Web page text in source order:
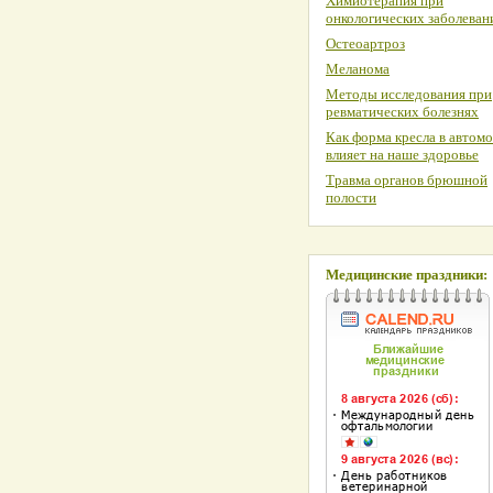
онкологических
Остеоартроз
Меланома
Методы исследования при
ревматических болезнях
Как форма кресла в
влияет на наше здоровье
Травма органов брюшной
полости
Медицинские праздники: